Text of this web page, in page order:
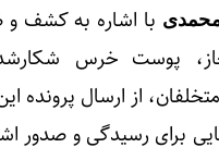
با اشاره به کشف
پوست خرس
از ارسال پرونده
برای رسیدگی و صدور